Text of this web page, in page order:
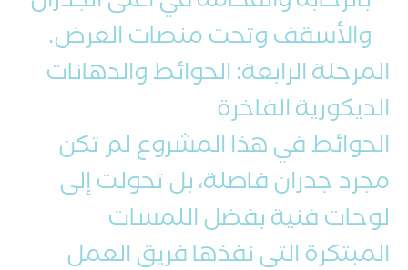
والأسقف وتحت منصات العرض.
المرحلة الرابعة: الحوائط والدهانات
الديكورية الفاخرة
الحوائط في هذا المشروع لم تكن
مجرد جدران فاصلة، بل تحولت إلى
لوحات فنية بفضل اللمسات
المبتكرة التي نفذها فريق العمل